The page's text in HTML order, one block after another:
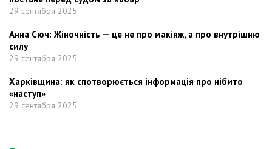
29 сентября 2025
Анна Сюч: Жіночність — це не про макіяж, а про внутрішню
силу
29 сентября 2025
Харківщина: як спотворюється інформація про нібито
«наступ»
29 сентября 2025